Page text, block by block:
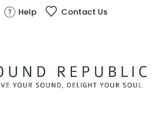
Help Contact Us